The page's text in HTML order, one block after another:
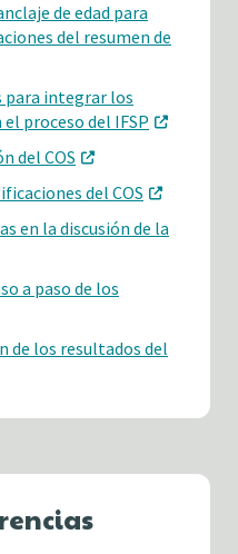
de edad para
del resumen de
para integrar los
proceso del IFSP
del COS
del COS
en la discusión de la
a paso de los
de los resultados del